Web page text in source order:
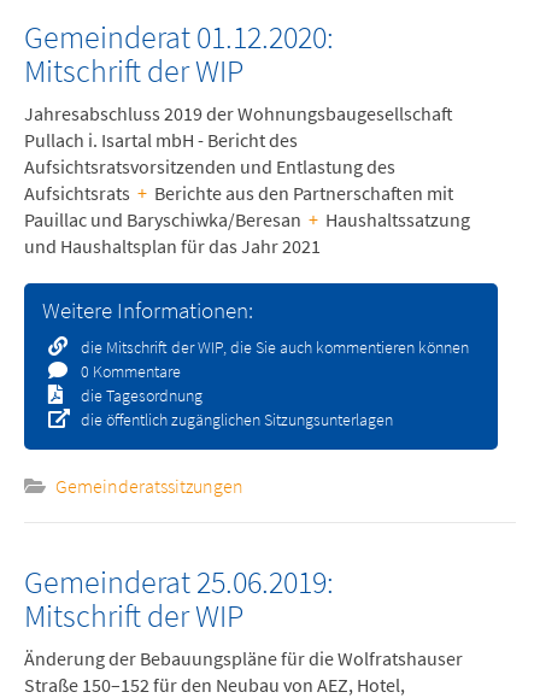
Gemeinderat 01.12.2020:
Mitschrift der WIP
Jahresabschluss 2019 der Wohnungsbaugesellschaft
Pullach i. Isartal mbH - Bericht des
Aufsichtsratsvorsitzenden und Entlastung des
Aufsichtsrats + Berichte aus den Partnerschaften mit
Pauillac und Baryschiwka/Beresan + Haushaltssatzung
und Haushaltsplan für das Jahr 2021
Weitere Informationen:
die Mitschrift der WIP, die Sie auch kommentieren können
0 Kommentare
die Tagesordnung
die öffentlich zugänglichen Sitzungsunterlagen
Gemeinderatssitzungen
Gemeinderat 25.06.2019:
Mitschrift der WIP
Änderung der Bebauungspläne für die Wolfratshauser
Straße 150–152 für den Neubau von AEZ, Hotel,